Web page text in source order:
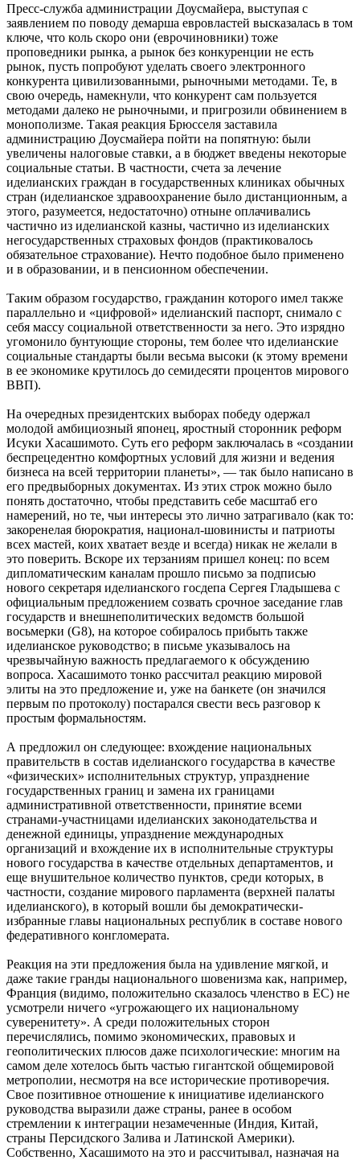
Пресс-служба администрации Доусмайера, выступая с
заявлением по поводу демарша евровластей высказалась в том
ключе, что коль скоро они (еврочиновники) тоже
проповедники рынка, а рынок без конкуренции не есть
рынок, пусть попробуют уделать своего электронного
конкурента цивилизованными, рыночными методами. Те, в
свою очередь, намекнули, что конкурент сам пользуется
методами далеко не рыночными, и пригрозили обвинением в
монополизме. Такая реакция Брюсселя заставила
администрацию Доусмайера пойти на попятную: были
увеличены налоговые ставки, а в бюджет введены некоторые
социальные статьи. В частности, счета за лечение
иделианских граждан в государственных клиниках обычных
стран (иделианское здравоохранение было дистанционным, а
этого, разумеется, недостаточно) отныне оплачивались
частично из иделианской казны, частично из иделианских
негосударственных страховых фондов (практиковалось
обязательное страхование). Нечто подобное было применено
и в образовании, и в пенсионном обеспечении.
Таким образом государство, гражданин которого имел также
параллельно и «цифровой» иделианский паспорт, снимало с
себя массу социальной ответственности за него. Это изрядно
угомонило бунтующие стороны, тем более что иделианские
социальные стандарты были весьма высоки (к этому времени
в ее экономике крутилось до семидесяти процентов мирового
ВВП).
На очередных президентских выборах победу одержал
молодой амбициозный японец, яростный сторонник реформ
Исуки Хасашимото. Суть его реформ заключалась в «создании
беспрецедентно комфортных условий для жизни и ведения
бизнеса на всей территории планеты», — так было написано в
его предвыборных документах. Из этих строк можно было
понять достаточно, чтобы представить себе масштаб его
намерений, но те, чьи интересы это лично затрагивало (как то:
закоренелая бюрократия, национал-шовинисты и патриоты
всех мастей, коих хватает везде и всегда) никак не желали в
это поверить. Вскоре их терзаниям пришел конец: по всем
дипломатическим каналам прошло письмо за подписью
нового секретаря иделианского госдепа Сергея Гладышева с
официальным предложением созвать срочное заседание глав
государств и внешнеполитических ведомств большой
восьмерки (G8), на которое собиралось прибыть также
иделианское руководство; в письме указывалось на
чрезвычайную важность предлагаемого к обсуждению
вопроса. Хасашимото тонко рассчитал реакцию мировой
элиты на это предложение и, уже на банкете (он значился
первым по протоколу) постарался свести весь разговор к
простым формальностям.
А предложил он следующее: вхождение национальных
правительств в состав иделианского государства в качестве
«физических» исполнительных структур, упразднение
государственных границ и замена их границами
административной ответственности, принятие всеми
странами-участницами иделианских законодательства и
денежной единицы, упразднение международных
организаций и вхождение их в исполнительные структуры
нового государства в качестве отдельных департаментов, и
еще внушительное количество пунктов, среди которых, в
частности, создание мирового парламента (верхней палаты
иделианского), в который вошли бы демократически-
избранные главы национальных республик в составе нового
федеративного конгломерата.
Реакция на эти предложения была на удивление мягкой, и
даже такие гранды национального шовенизма как, например,
Франция (видимо, положительно сказалось членство в ЕС) не
усмотрели ничего «угрожающего их национальному
суверенитету». А среди положительных сторон
перечислялись, помимо экономических, правовых и
геополитических плюсов даже психологические: многим на
самом деле хотелось быть частью гигантской общемировой
метрополии, несмотря на все исторические противоречия.
Свое позитивное отношение к инициативе иделианского
руководства выразили даже страны, ранее в особом
стремлении к интеграции незамеченные (Индия, Китай,
страны Персидского Залива и Латинской Америки).
Собственно, Хасашимото на это и рассчитывал, назначая на